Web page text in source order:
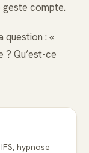
compte.
question : «
Qu’est-ce
hypnose